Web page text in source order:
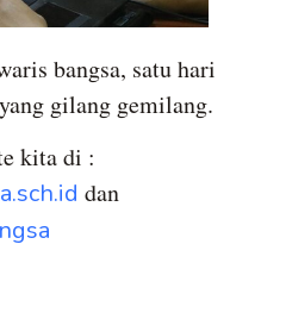
bangsa, satu hari
gilang gemilang.
kita di :
dan